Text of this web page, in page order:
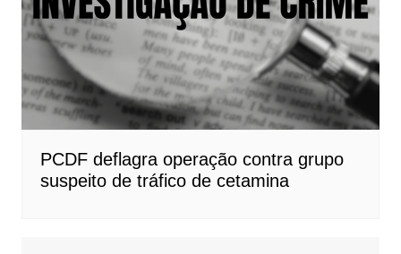
PCDF deflagra operação contra grupo
suspeito de tráfico de cetamina